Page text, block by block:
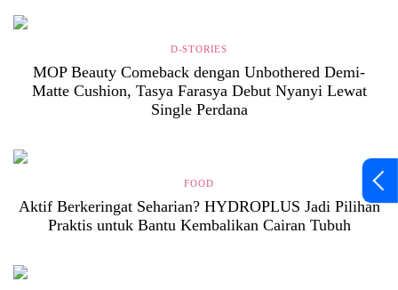
D-STORIES
MOP Beauty Comeback dengan Unbothered Demi-
Matte Cushion, Tasya Farasya Debut Nyanyi Lewat
Single Perdana
FOOD
Aktif Berkeringat Seharian? HYDROPLUS Jadi Pilihan
Praktis untuk Bantu Kembalikan Cairan Tubuh